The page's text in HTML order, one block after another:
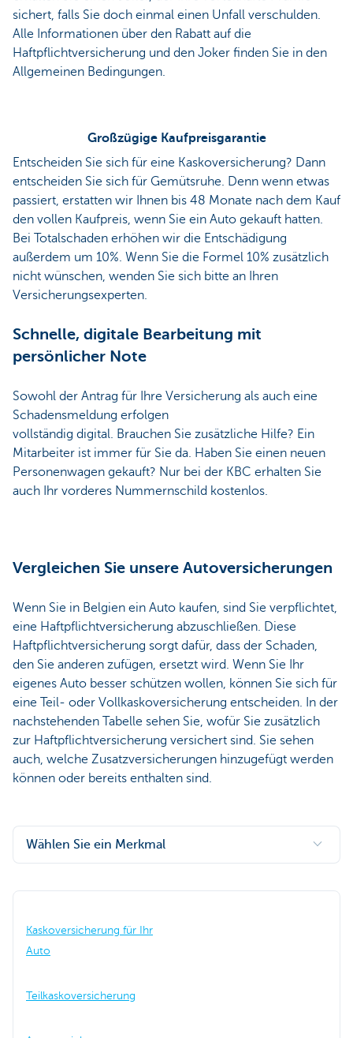
sichert, falls Sie doch einmal einen Unfall verschulden.
Alle Informationen über den Rabatt auf die
Haftpflichtversicherung und den Joker finden Sie in den
Allgemeinen Bedingungen.
Großzügige Kaufpreisgarantie
Entscheiden Sie sich für eine Kaskoversicherung? Dann
entscheiden Sie sich für Gemütsruhe. Denn wenn etwas
passiert, erstatten wir Ihnen bis 48 Monate nach dem Kauf
den vollen Kaufpreis, wenn Sie ein Auto gekauft hatten.
Bei Totalschaden erhöhen wir die Entschädigung
außerdem um 10%. Wenn Sie die Formel 10% zusätzlich
nicht wünschen, wenden Sie sich bitte an Ihren
Versicherungsexperten.
Schnelle, digitale Bearbeitung mit
persönlicher Note
Sowohl der Antrag für Ihre Versicherung als auch eine
Schadensmeldung erfolgen
vollständig digital. Brauchen Sie zusätzliche Hilfe? Ein
Mitarbeiter ist immer für Sie da. Haben Sie einen neuen
Personenwagen gekauft? Nur bei der KBC erhalten Sie
auch Ihr vorderes Nummernschild kostenlos.
Vergleichen Sie unsere Autoversicherungen
Wenn Sie in Belgien ein Auto kaufen, sind Sie verpflichtet,
eine Haftpflichtversicherung abzuschließen. Diese
Haftpflichtversicherung sorgt dafür, dass der Schaden,
den Sie anderen zufügen, ersetzt wird. Wenn Sie Ihr
eigenes Auto besser schützen wollen, können Sie sich für
eine Teil- oder Vollkaskoversicherung entscheiden. In der
nachstehenden Tabelle sehen Sie, wofür Sie zusätzlich
zur Haftpflichtversicherung versichert sind. Sie sehen
auch, welche Zusatzversicherungen hinzugefügt werden
können oder bereits enthalten sind.
Wählen Sie ein Merkmal
Kaskoversicherung für Ihr
Auto
Teilkaskoversicherung